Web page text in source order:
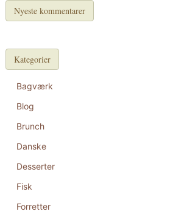
Nyeste kommentarer
Kategorier
Bagværk
Blog
Brunch
Danske
Desserter
Fisk
Forretter